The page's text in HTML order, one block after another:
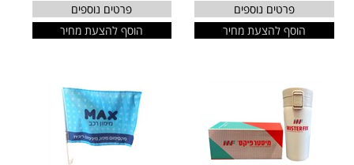
פרטים נוספים
הוסף להצעת מחיר
פרטים נוספים
הוסף להצעת מחיר